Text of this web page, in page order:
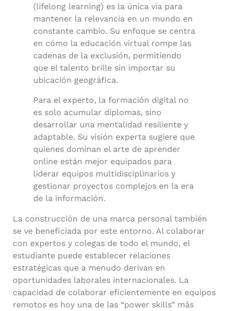
(lifelong learning) es la única vía para
mantener la relevancia en un mundo en
constante cambio. Su enfoque se centra
en cómo la educación virtual rompe las
cadenas de la exclusión, permitiendo
que el talento brille sin importar su
ubicación geográfica.
Para el experto, la formación digital no
es solo acumular diplomas, sino
desarrollar una mentalidad resiliente y
adaptable. Su visión experta sugiere que
quienes dominan el arte de aprender
online están mejor equipados para
liderar equipos multidisciplinarios y
gestionar proyectos complejos en la era
de la información.
La construcción de una marca personal también
se ve beneficiada por este entorno. Al colaborar
con expertos y colegas de todo el mundo, el
estudiante puede establecer relaciones
estratégicas que a menudo derivan en
oportunidades laborales internacionales. La
capacidad de colaborar eficientemente en equipos
remotos es hoy una de las “power skills” más